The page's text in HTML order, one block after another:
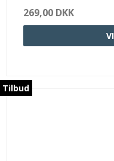
269,00 DKK
Tilbud